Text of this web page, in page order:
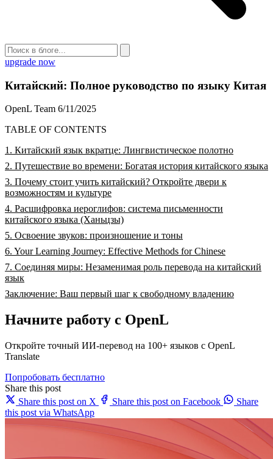
upgrade now
Китайский: Полное руководство по языку Китая
OpenL Team 6/11/2025
TABLE OF CONTENTS
1. Китайский язык вкратце: Лингвистическое полотно
2. Путешествие во времени: Богатая история китайского языка
3. Почему стоит учить китайский? Откройте двери к
возможностям и культуре
4. Расшифровка иероглифов: система письменности
китайского языка (Ханьцзы)
5. Освоение звуков: произношение и тоны
6. Your Learning Journey: Effective Methods for Chinese
7. Соединяя миры: Незаменимая роль перевода на китайский
язык
Заключение: Ваш первый шаг к свободному владению
Начните работу с OpenL
Откройте точный ИИ-перевод на 100+ языков с OpenL
Translate
Попробовать бесплатно
Share this post
Share this post on X
Share this post on Facebook
Share
this post via WhatsApp